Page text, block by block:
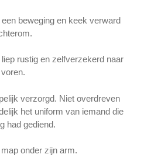
beweging en keek verward
rustig en zelfverzekerd naar
voren.
verzorgd. Niet overdreven
het uniform van iemand die
had gediend.
onder zijn arm.